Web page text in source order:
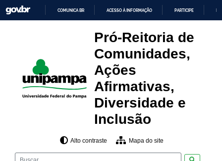
para
o
O
CONTEÚDO
COMUNICA BR ACESSO À INFORMAÇÃO PARTICIPE
Pró-Reitoria de
Comunidades,
Ações
Afirmativas,
Diversidade e
Inclusão
Alto contraste Mapa do site